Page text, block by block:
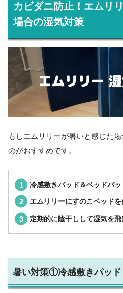
カビダニ防止！エムリ
場合の湿気対策
もしエムリリーが暑いと感じた
のがおすすめです。
冷感敷きパッド＆ベッドパッ
エムリリーにすのこベッドを
定期的に陰干しして湿気を飛
暑い対策①冷感敷きパッド